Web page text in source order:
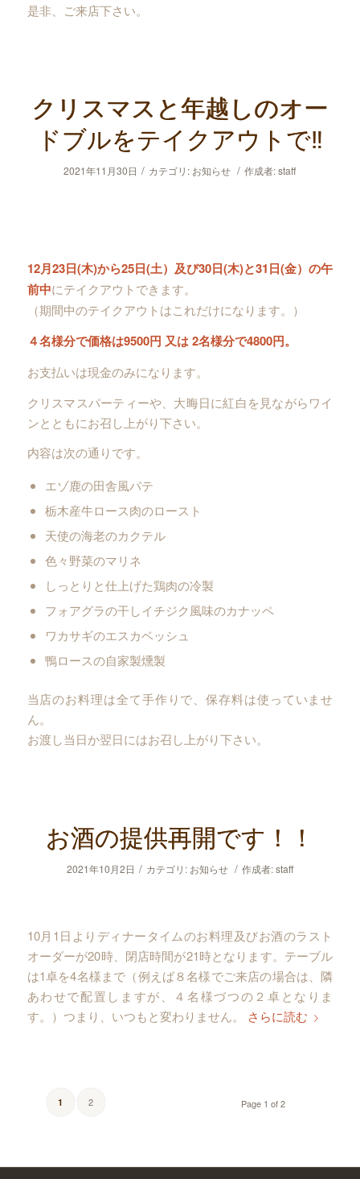
是非、ご来店下さい。
クリスマスと年越しのオー
ドブルをテイクアウトで‼︎
2021年11月30日 / カテゴリ: お知らせ / 作成者:staff
12月23日(木)から25日(土）及び30日(木)と31日(金）の午
前中にテイクアウトできます。
（期間中のテイクアウトはこれだけになります。）
４名様分で価格は9500円 又は 2名様分で4800円。
お支払いは現金のみになります。
クリスマスパーティーや、大晦日に紅白を見ながらワイ
ンとともにお召し上がり下さい。
内容は次の通りです。
エゾ鹿の田舎風パテ
栃木産牛ロース肉のロースト
天使の海老のカクテル
色々野菜のマリネ
しっとりと仕上げた鶏肉の冷製
フォアグラの干しイチジク風味のカナッペ
ワカサギのエスカベッシュ
鴨ロースの自家製燻製
当店のお料理は全て手作りで、保存料は使っていませ
ん。
お渡し当日か翌日にはお召し上がり下さい。
お酒の提供再開です！！
2021年10月2日 / カテゴリ: お知らせ / 作成者:staff
10月1日よりディナータイムのお料理及びお酒のラスト
オーダーが20時、閉店時間が21時となります。テーブル
は1卓を4名様まで（例えば８名様でご来店の場合は、隣
あわせで配置しますが、４名様づつの２卓となりま
す。）つまり、いつもと変わりません。
さらに読む
Page 1 of 2
1 2